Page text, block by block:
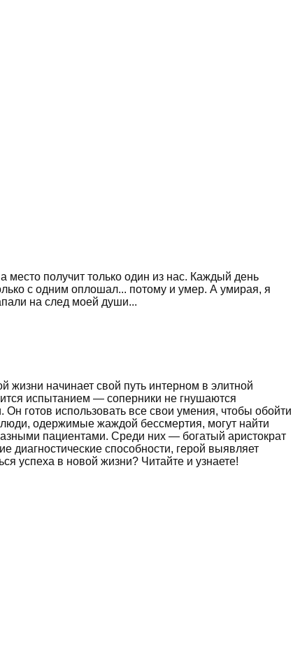
место получит только один из нас. Каждый день
с одним оплошал... потому и умер. А умирая, я
на след моей души...
жизни начинает свой путь интерном в элитной
испытанием — соперники не гнушаются
готов использовать все свои умения, чтобы обойти
одержимые жаждой бессмертия, могут найти
пациентами. Среди них — богатый аристократ
диагностические способности, герой выявляет
успеха в новой жизни? Читайте и узнаете!